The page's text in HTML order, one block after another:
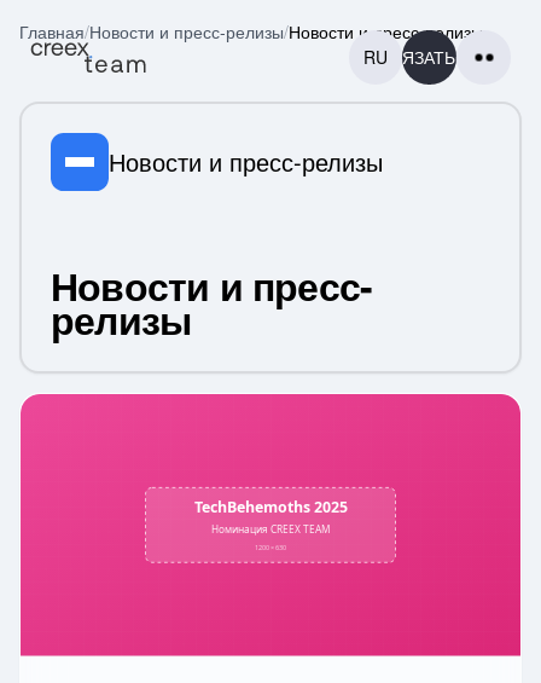
RUСВЯЗАТЬСЯ
ГЛАВНАЯ
ГЛАВНАЯ
ПРОЕКТЫ
ПРОЕКТЫ
КОНТАКТЫ
Главная/Новости и пресс-релизы/Новости и пресс-релизы
Новости и пресс-релизы
Новости и пресс-
релизы